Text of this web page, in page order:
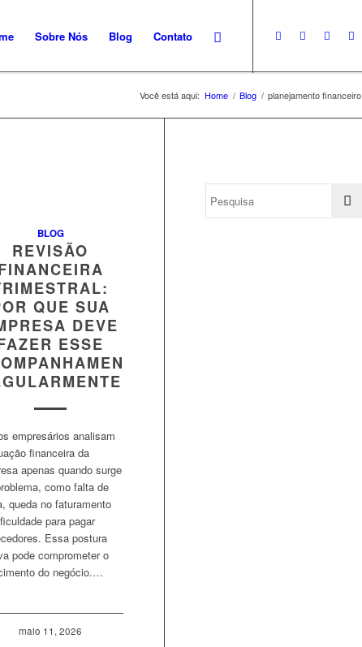
Sobre Nós Blog Contato
Você está aqui: Home / Blog / planejamento financeiro
BLOG
REVISÃO
QUE SUA
DEVE
ESSE
empresários analisam
financeira da
apenas quando surge
como falta de
queda no faturamento
para pagar
Essa postura
pode comprometer o
do negócio.…
maio 11, 2026